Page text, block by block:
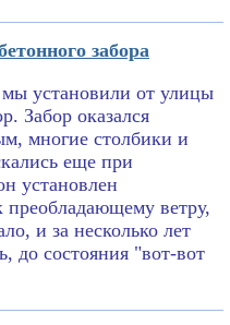
забора
установили от улицы
Забор оказался
многие столбики и
еще при
установлен
ветру,
и за несколько лет
до состояния "вот-вот